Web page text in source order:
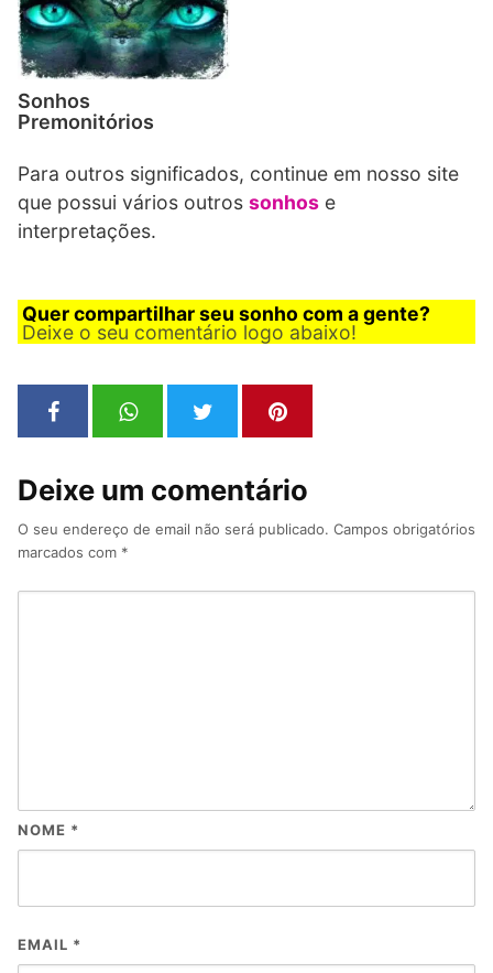
Sonhos
Premonitórios
Para outros significados, continue em nosso site
que possui vários outros sonhos e
interpretações.
Quer compartilhar seu sonho com a gente?
Deixe o seu comentário logo abaixo!
Deixe um comentário
O seu endereço de email não será publicado. Campos obrigatórios
marcados com *
NOME *
EMAIL *